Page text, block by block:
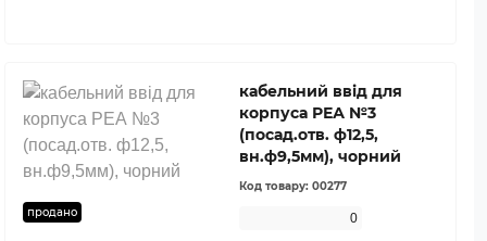
продано
кабельний ввід для
корпуса РЕА №3
(посад.отв. ф12,5,
вн.ф9,5мм), чорний
Код товару: 00277
0